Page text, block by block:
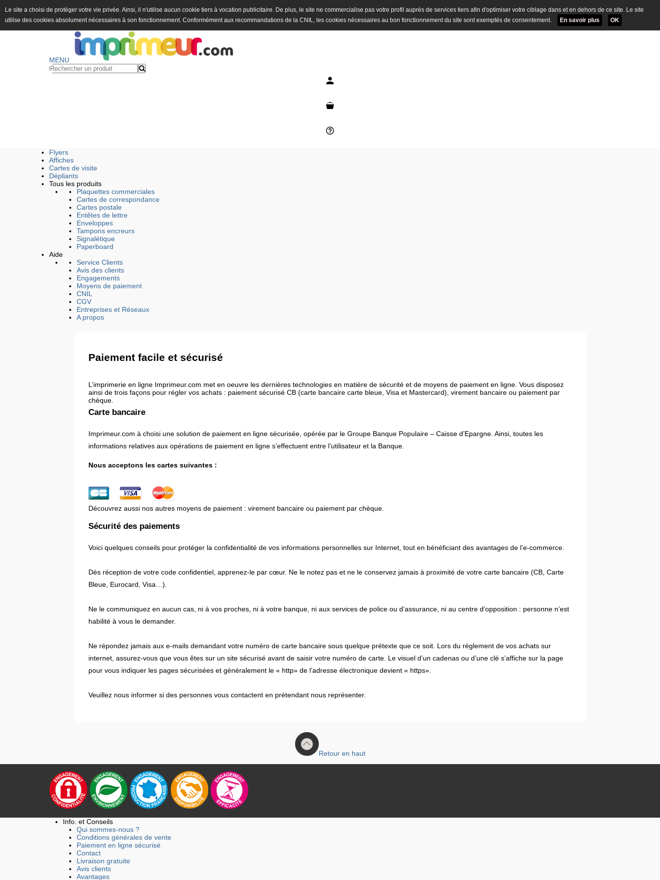
Le site a choisi de protéger votre vie privée. Ainsi, il n'utilise aucun cookie tiers à vocation publicitaire. De plus, le site ne commercialise pas votre profil auprès de services tiers afin d'optimiser votre ciblage dans et en dehors de ce site. Le site
utilise des cookies absolument nécessaires à son fonctionnement. Conformément aux recommandations de la CNIL, les cookies nécessaires au bon fonctionnement du site sont exemptés de consentement.
En savoir plus OK
MENU
Flyers
Affiches
Cartes de visite
Dépliants
Tous les produits
Plaquettes commerciales
Cartes de correspondance
Cartes postale
Entêtes de lettre
Enveloppes
Tampons encreurs
Signalétique
Paperboard
Aide
Service Clients
Avis des clients
Engagements
Moyens de paiement
CNIL
CGV
Entreprises et Réseaux
A propos
Paiement facile et sécurisé
L’imprimerie en ligne Imprimeur.com met en oeuvre les dernières technologies en matière de sécurité et de moyens de paiement en ligne. Vous disposez
ainsi de trois façons pour régler vos achats : paiement sécurisé CB (carte bancaire carte bleue, Visa et Mastercard), virement bancaire ou paiement par
chèque.
Carte bancaire
Imprimeur.com à choisi une solution de paiement en ligne sécurisée, opérée par le Groupe Banque Populaire – Caisse d’Epargne. Ainsi, toutes les
informations relatives aux opérations de paiement en ligne s’effectuent entre l’utilisateur et la Banque.
Nous acceptons les cartes suivantes :
Découvrez aussi nos autres moyens de paiement : virement bancaire ou paiement par chèque.
Sécurité des paiements
Voici quelques conseils pour protéger la confidentialité de vos informations personnelles sur Internet, tout en bénéficiant des avantages de l’e-commerce.
Dès réception de votre code confidentiel, apprenez-le par cœur. Ne le notez pas et ne le conservez jamais à proximité de votre carte bancaire (CB, Carte
Bleue, Eurocard, Visa…).
Ne le communiquez en aucun cas, ni à vos proches, ni à votre banque, ni aux services de police ou d’assurance, ni au centre d’opposition : personne n’est
habilité à vous le demander.
Ne répondez jamais aux e-mails demandant votre numéro de carte bancaire sous quelque prétexte que ce soit. Lors du règlement de vos achats sur
internet, assurez-vous que vous êtes sur un site sécurisé avant de saisir votre numéro de carte. Le visuel d’un cadenas ou d’une clé s’affiche sur la page
pour vous indiquer les pages sécurisées et généralement le « http» de l’adresse électronique devient « https».
Veuillez nous informer si des personnes vous contactent en prétendant nous représenter.
Retour en haut
Info. et Conseils
Qui sommes-nous ?
Conditions générales de vente
Paiement en ligne sécurisé
Contact
Livraison gratuite
Avis clients
Avantages